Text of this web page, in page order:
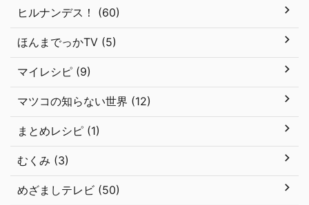
ヒルナンデス！ (60)
ほんまでっかTV (5)
マイレシピ (9)
マツコの知らない世界 (12)
まとめレシピ (1)
むくみ (3)
めざましテレビ (50)